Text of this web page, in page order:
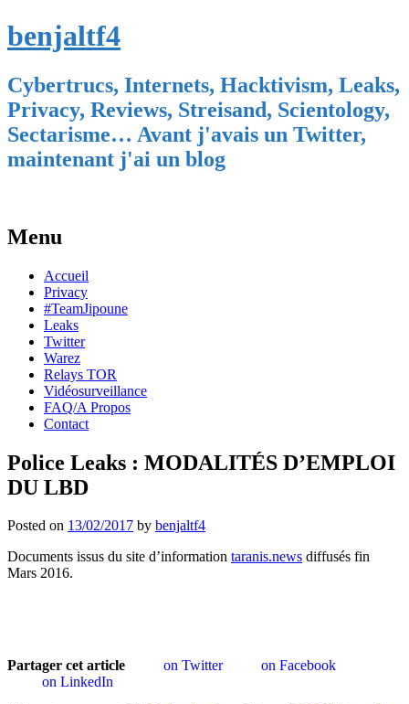
benjaltf4
Cybertrucs, Internets, Hacktivism, Leaks,
Privacy, Reviews, Streisand, Scientology,
Sectarisme… Avant j'avais un Twitter,
maintenant j'ai un blog
Menu
Skip
content
Accueil
Privacy
#TeamJipoune
Leaks
Twitter
Warez
Relays TOR
Vidéosurveillance
FAQ/A Propos
Contact
Police Leaks : MODALITÉS D’EMPLOI
DU LBD
Posted on 13/02/2017 by benjaltf4
Documents issus du site d’information taranis.news diffusés fin
Mars 2016.
Partager cet article on Twitter
on Facebook
on LinkedIn